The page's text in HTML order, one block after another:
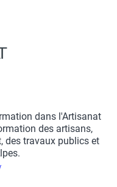
dans l'Artisanat
des artisans,
des travaux publics et